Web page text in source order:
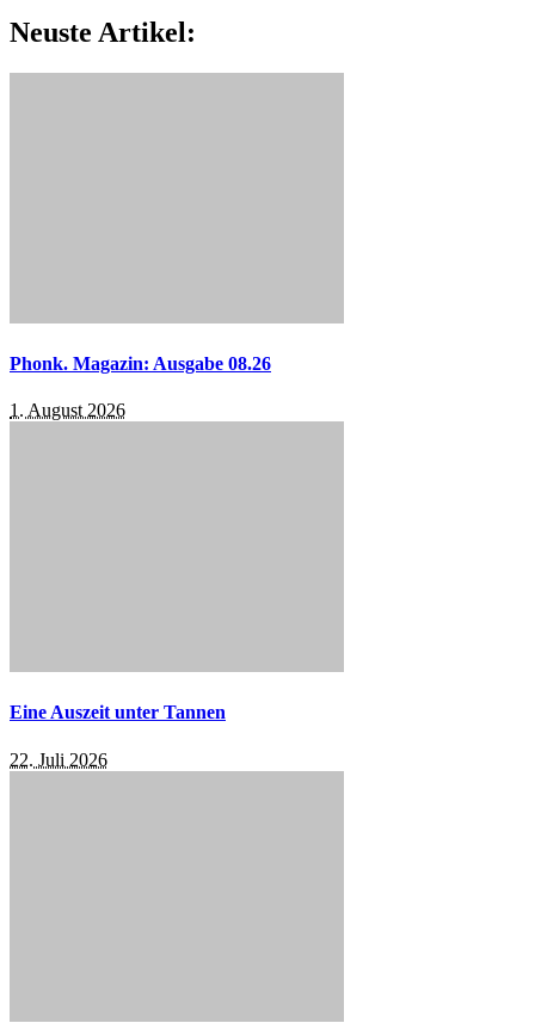
Neuste Artikel:
Phonk. Magazin: Ausgabe 08.26
1. August 2026
Eine Auszeit unter Tannen
22. Juli 2026